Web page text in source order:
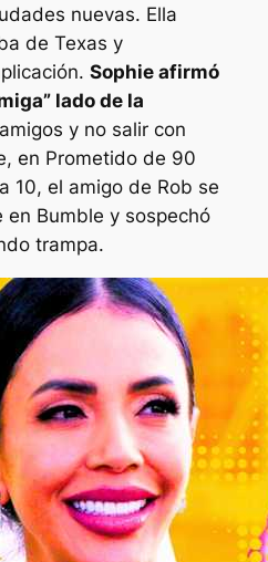
nuevas. Ella
de Texas y
Sophie afirmó
lado de la
y no salir con
en Prometido de 90
10, el amigo de Rob se
en Bumble y sospechó
trampa.